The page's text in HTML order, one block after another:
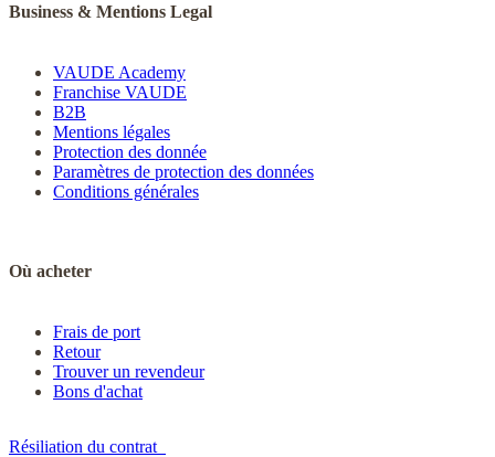
Business & Mentions Legal
VAUDE Academy
Franchise VAUDE
B2B
Mentions légales
Protection des donnée
Paramètres de protection des données
Conditions générales
Où acheter
Frais de port
Retour
Trouver un revendeur
Bons d'achat
Résiliation du contrat